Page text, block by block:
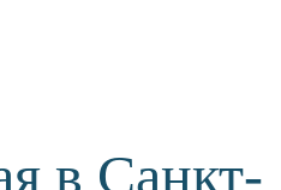
в Санкт-